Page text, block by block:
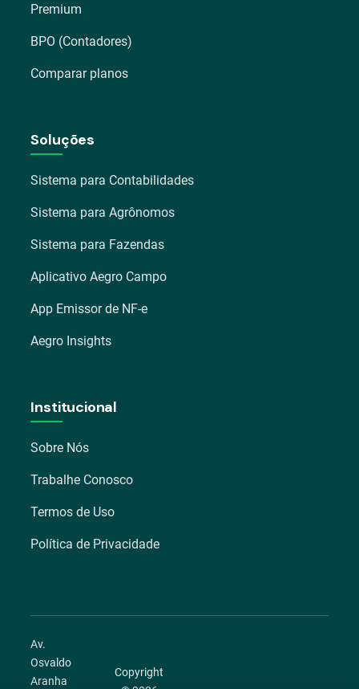
Premium
BPO (Contadores)
Comparar planos
Soluções
Sistema para Contabilidades
Sistema para Agrônomos
Sistema para Fazendas
Aplicativo Aegro Campo
App Emissor de NF-e
Aegro Insights
Institucional
Sobre Nós
Trabalhe Conosco
Termos de Uso
Política de Privacidade
Av.
Osvaldo
Aranha
Copyright